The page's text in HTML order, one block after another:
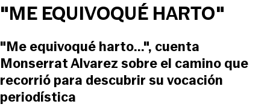
"ME EQUIVOQUÉ HARTO"
"Me equivoqué harto...", cuenta
Monserrat Alvarez sobre el camino que
recorrió para descubrir su vocación
periodística